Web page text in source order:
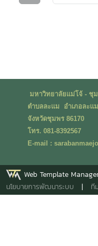
มหาวิทยาลัยแม่โจ้ - ชุ
ตำบลละแม อำเภอละแม
จังหวัดชุมพร 86170
โทร. 081-8392567
E-mail :
Web Template
นโยบายการพัฒนาระบบ | ที